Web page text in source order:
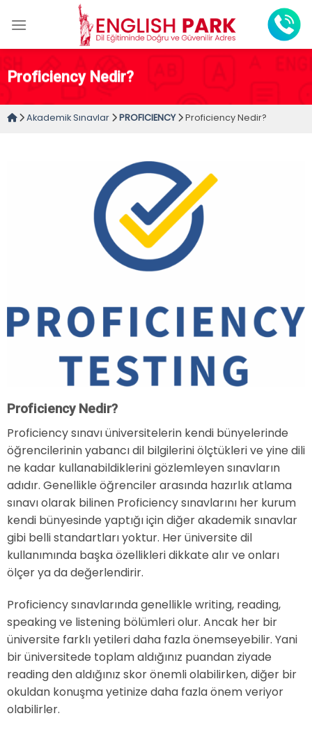
Proficiency Nedir?
Akademik Sınavlar PROFICIENCY Proficiency Nedir?
Proficiency Nedir?
Proficiency sınavı üniversitelerin kendi bünyelerinde
öğrencilerinin yabancı dil bilgilerini ölçtükleri ve yine dili
ne kadar kullanabildiklerini gözlemleyen sınavların
adıdır. Genellikle öğrenciler arasında hazırlık atlama
sınavı olarak bilinen Proficiency sınavlarını her kurum
kendi bünyesinde yaptığı için diğer akademik sınavlar
gibi belli standartları yoktur. Her üniversite dil
kullanımında başka özellikleri dikkate alır ve onları
ölçer ya da değerlendirir.
Proficiency sınavlarında genellikle writing, reading,
speaking ve listening bölümleri olur. Ancak her bir
üniversite farklı yetileri daha fazla önemseyebilir. Yani
bir üniversitede toplam aldığınız puandan ziyade
reading den aldığınız skor önemli olabilirken, diğer bir
okuldan konuşma yetinize daha fazla önem veriyor
olabilirler.